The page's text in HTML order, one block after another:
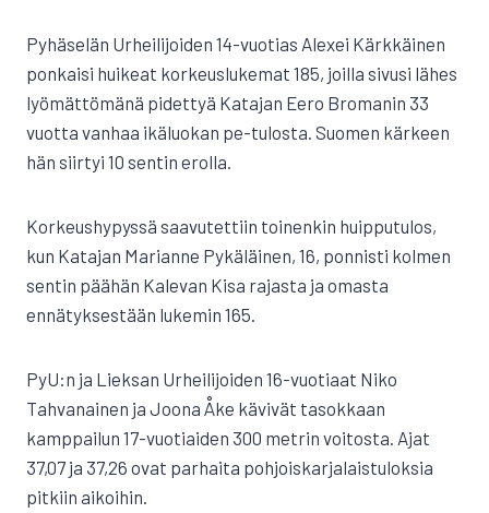
Pyhäselän Urheilijoiden 14-vuotias Alexei Kärkkäinen
ponkaisi huikeat korkeuslukemat 185, joilla sivusi lähes
lyömättömänä pidettyä Katajan Eero Bromanin 33
vuotta vanhaa ikäluokan pe-tulosta. Suomen kärkeen
hän siirtyi 10 sentin erolla.
Korkeushypyssä saavutettiin toinenkin huipputulos,
kun Katajan Marianne Pykäläinen, 16, ponnisti kolmen
sentin päähän Kalevan Kisa rajasta ja omasta
ennätyksestään lukemin 165.
PyU:n ja Lieksan Urheilijoiden 16-vuotiaat Niko
Tahvanainen ja Joona Åke kävivät tasokkaan
kamppailun 17-vuotiaiden 300 metrin voitosta. Ajat
37,07 ja 37,26 ovat parhaita pohjoiskarjalaistuloksia
pitkiin aikoihin.